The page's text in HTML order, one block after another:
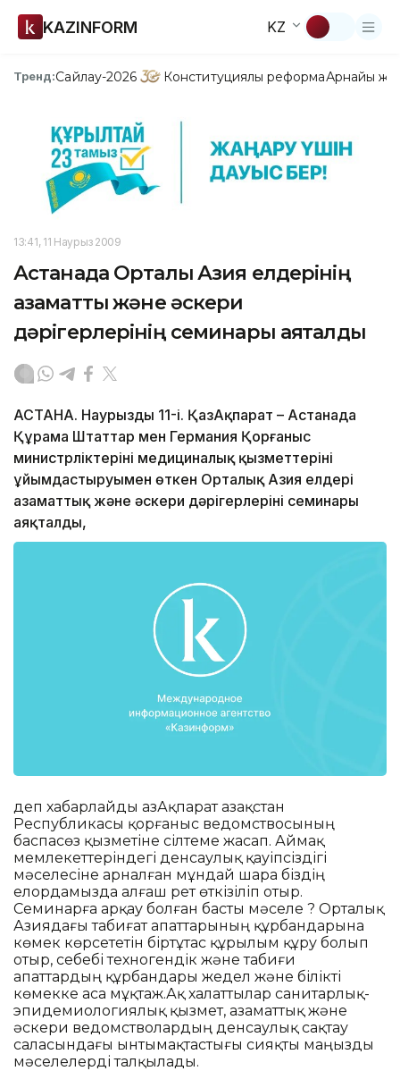
KAZINFORM KZ
Тренд:Сайлау-2026 Конституциялық реформаАрнайы
13:41, 11 Наурыз 2009
Астанада Орталық Азия елдерінің
азаматтық және әскери
дәрігерлерінің семинары аяқталды
АСТАНА. Наурыздың 11-і. ҚазАқпарат – Астанада
Құрама Штаттар мен Германия Қорғаныс
министрліктерінің медициналық қызметтерінің
ұйымдастыруымен өткен Орталық Азия елдері
азаматтық және әскери дәрігерлерінің семинары
аяқталды,
деп хабарлайды ҚазАқпарат Қазақстан
Республикасы қорғаныс ведомствосының
баспасөз қызметіне сілтеме жасап. Аймақ
мемлекеттеріндегі денсаулық қауіпсіздігі
мәселесіне арналған мұндай шара біздің
елордамызда алғаш рет өткізіліп отыр.
Семинарға арқау болған басты мәселе ? Орталық
Азиядағы табиғат апаттарының құрбандарына
көмек көрсететін біртұтас құрылым құру болып
отыр, себебі техногендік және табиғи
апаттардың құрбандары жедел және білікті
көмекке аса мұқтаж.Ақ халаттылар санитарлық-
эпидемиологиялық қызмет, азаматтық және
әскери ведомстволардың денсаулық сақтау
саласындағы ынтымақтастығы сияқты маңызды
мәселелерді талқылады.